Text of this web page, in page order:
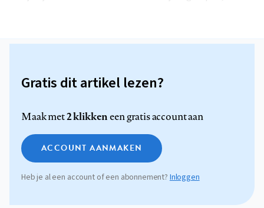
Gratis dit artikel lezen?
Maak met2 klikkeneen gratis account aan
ACCOUNT AANMAKEN
Heb je al een account of een abonnement? Inloggen